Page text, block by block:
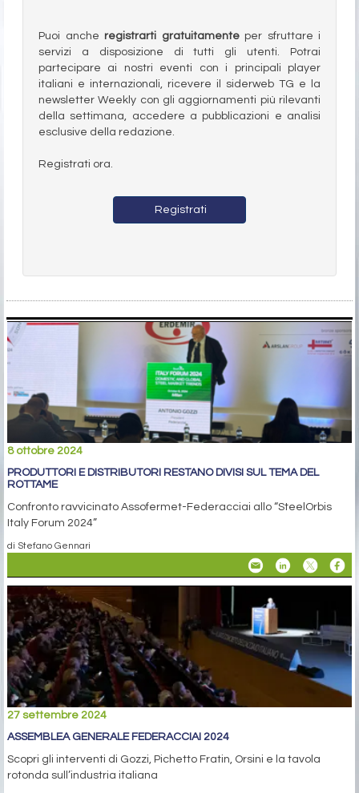
Puoi anche registrarti gratuitamenteper sfruttare i
servizi a disposizione di tutti gli utenti. Potrai
partecipare ai nostri eventi con i principali player
italiani e internazionali, ricevere il siderweb TG e la
newsletter Weekly con gli aggiornamenti più rilevanti
della settimana, accedere a pubblicazioni e analisi
esclusive della redazione.
Registrati ora.
Registrati
8 ottobre 2024
PRODUTTORI E DISTRIBUTORI RESTANO DIVISI SUL TEMA DEL
ROTTAME
Confronto ravvicinato Assofermet-Federacciai allo “SteelOrbis
Italy Forum 2024”
di Stefano Gennari
27 settembre 2024
ASSEMBLEA GENERALE FEDERACCIAI 2024
Scopri gli interventi di Gozzi, Pichetto Fratin, Orsini e la tavola
rotonda sull’industria italiana